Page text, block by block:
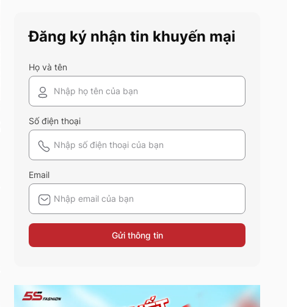
Đăng ký nhận tin khuyến mại
Họ và tên
Số điện thoại
Email
Gửi thông tin